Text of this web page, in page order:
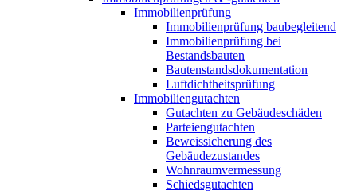
Immobilienprüfung
Immobilienprüfung baubegleitend
Immobilienprüfung bei
Bestandsbauten
Bautenstandsdokumentation
Luftdichtheitsprüfung
Immobiliengutachten
Gutachten zu Gebäudeschäden
Parteiengutachten
Beweissicherung des
Gebäudezustandes
Wohnraumvermessung
Schiedsgutachten